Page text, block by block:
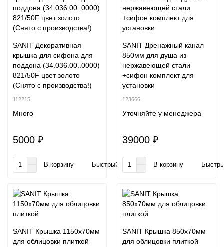
SANIT Декоративная
крышка для сифона для
поддона (34.036.00..0000)
821/50F цвет золото
(Снято с производства!)
112215
Много
5000 ₽
В корзину Быстрый заказ
SANIT Дренажный канал
850мм для душа из
нержавеющей стали
+сифон комплект для
установки
123666
Уточняйте у менеджера
39000 ₽
В корзину
SANIT Крышка 1150х70мм
для облицовки плиткой
SANIT Крышка 850х70мм
для облицовки плиткой